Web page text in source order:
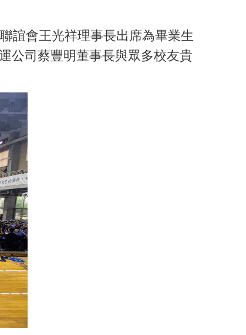
誼會王光祥理事長出席為畢業生
公司蔡豐明董事長與眾多校友貴